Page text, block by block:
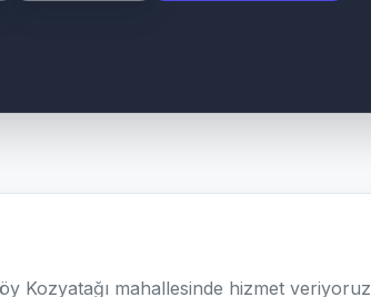
Kozyatağı mahallesinde hizmet veriyoruz